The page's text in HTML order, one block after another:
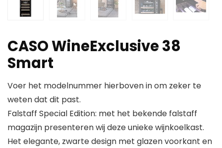
CASO WineExclusive 38
Smart
Voer het modelnummer hierboven in om zeker te
weten dat dit past.
Falstaff Special Edition: met het bekende falstaff
magazijn presenteren wij deze unieke wijnkoelkast.
Het elegante, zwarte design met glazen voorkant en